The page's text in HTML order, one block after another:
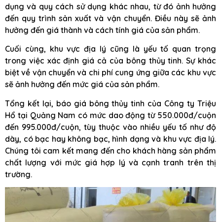
dụng và quy cách sử dụng khác nhau, từ đó ảnh hưởng
đến quy trình sản xuất và vận chuyển. Điều này sẽ ảnh
hưởng đến giá thành và cách tính giá của sản phẩm.
Cuối cùng, khu vực địa lý cũng là yếu tố quan trọng
trong việc xác định giá cả của bông thủy tinh. Sự khác
biệt về vận chuyển và chi phí cung ứng giữa các khu vực
sẽ ảnh hưởng đến mức giá của sản phẩm.
Tổng kết lại, báo giá bông thủy tinh của Công ty Triệu
Hổ tại Quảng Nam có mức dao động từ 550.000đ/cuộn
đến 995.000đ/cuộn, tùy thuộc vào nhiều yếu tố như độ
dày, có bạc hay không bạc, hình dạng và khu vực địa lý.
Chúng tôi cam kết mang đến cho khách hàng sản phẩm
chất lượng với mức giá hợp lý và cạnh tranh trên thị
trường.